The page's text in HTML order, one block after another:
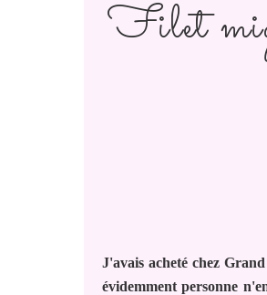
Filet
J'avais acheté chez
évidemment personne